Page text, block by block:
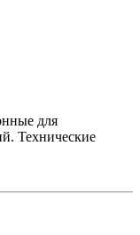
для
Технические